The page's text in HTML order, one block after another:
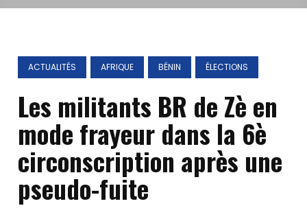
ACTUALITÉS AFRIQUE BÉNIN ÉLECTIONS
Les militants BR de Zè en
mode frayeur dans la 6è
circonscription après une
pseudo-fuite